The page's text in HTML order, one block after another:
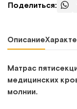
Поделиться:
Описание
Матрас
медицинских
молнии.